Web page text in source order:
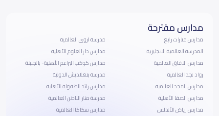
مدارس مقترحة
مدارس منارات رابغ
المدرسة العالمية الانجليزية
مدارس الافاق العالمية
رواد نجد العالمية
مدارس المجد العالمية
مدارس الصفا الأهلية
مدارس رياض الأندلس
مدرسة اروى العالمية
مدارس دار العلوم الأهلية
مدارس كوكب البراعم الأهلية- بالجبيلة
مدرسة بنغلاديش الدولية
مدارس رائد الطفولة الأهلية
مدرسة منار الباطن العالمية
مدارس سكاكا العالمية